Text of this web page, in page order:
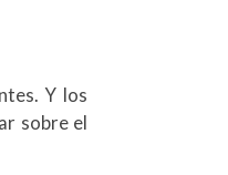
Y los
sobre el